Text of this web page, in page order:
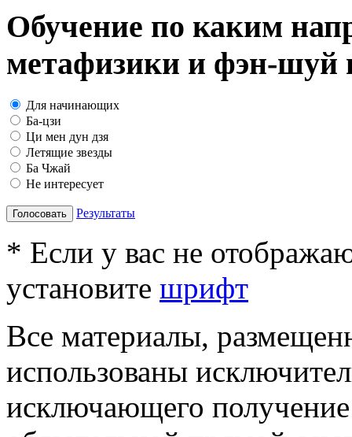
Обучение по каким
метафизики и фэн-шуй
Для начинающих
Ба-цзи
Ци мен дун дзя
Летящие звезды
Ба Чжай
Не интересует
Голосовать Результаты
* Если у вас не
установите шрифт
Все материалы,
использованы
исключающего